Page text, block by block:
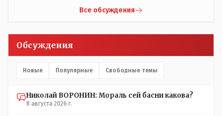
проволоки и русского мата. Вот где работать в селе
именно АРХИВАРИУСАМ - понятие не имею- допустим
помещаются в одну дешёвую китайскую флешку
купленную на оптушке на Складской за 1 000 тенге.
Впрочем, не надо гадать: - это замутили УМНЫЕ люди
наверху , близко расположенные к гос.бюджету-
наверняка они знают что делают.
Все обсуждения
Обсуждения
Новые Популярные Свободные темы
Николай ВОРОНИН: Мораль сей басни какова?
8 августа 2026 г.